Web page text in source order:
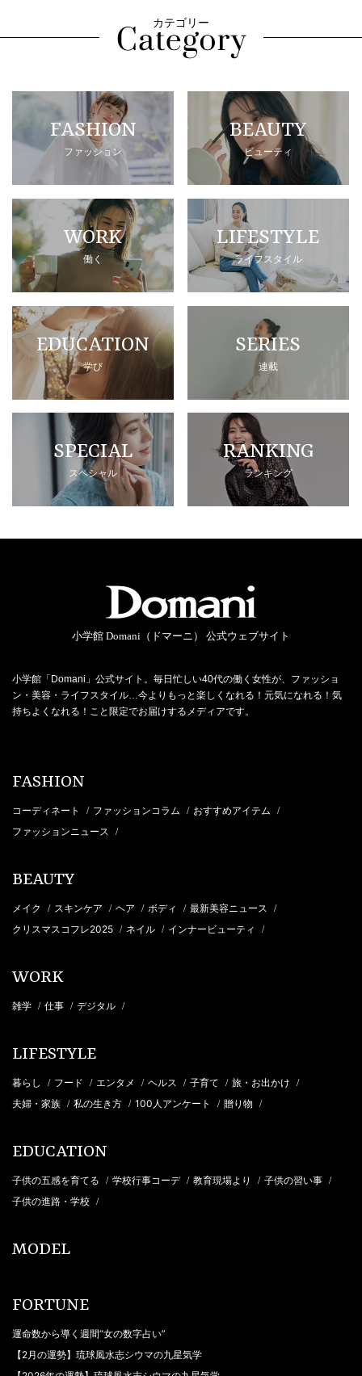
カテゴリー
FASHION
ファッション
BEAUTY
ビューティ
WORK
働く
LIFESTYLE
ライフスタイル
EDUCATION
学び
SERIES
連載
SPECIAL
スペシャル
RANKING
ランキング
小学館 Domani（ドマーニ） 公式ウェブサイト
小学館「Domani」公式サイト。毎日忙しい40代の働く女性が、ファッショ
ン・美容・ライフスタイル…今よりもっと楽しくなれる！元気になれる！気
持ちよくなれる！こと限定でお届けするメディアです。
FASHION
コーディネート / ファッションコラム / おすすめアイテム /
ファッションニュース /
BEAUTY
メイク / スキンケア / ヘア / ボディ / 最新美容ニュース /
クリスマスコフレ2025 / ネイル / インナービューティ /
WORK
雑学 / 仕事 / デジタル /
LIFESTYLE
暮らし / フード / エンタメ / ヘルス / 子育て / 旅・お出かけ /
夫婦・家族 / 私の生き方 / 100人アンケート / 贈り物 /
EDUCATION
子供の五感を育てる / 学校行事コーデ / 教育現場より / 子供の習い事 /
子供の進路・学校 /
MODEL
FORTUNE
運命数から導く週間“女の数字占い”
【2月の運勢】琉球風水志シウマの九星気学